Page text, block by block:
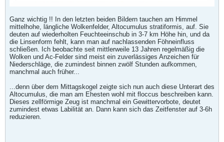
Ganz wichtig !! In den letzten beiden Bildern tauchen am Himmel
mittelhohe, längliche Wolkenfelder, Altocumulus stratiformis, auf. Sie
deuten auf wiederholten Feuchteeinschub in 3-7 km Höhe hin, und da
die Linsenform fehlt, kann man auf nachlassenden Föhneinfluss
schließen. Ich beobachte seit mittlerweile 13 Jahren regelmäßig die
Wolken und Ac-Felder sind meist ein zuverlässiges Anzeichen für
Niederschläge, die zumindest binnen zwölf Stunden aufkommen,
manchmal auch früher...
...denn über dem Mittagskogel zeigte sich nun auch diese Unterart des
Altocumulus, die man am Ehesten wohl mit floccus beschreiben kann.
Dieses zellförmige Zeug ist manchmal ein Gewittervorbote, deutet
zumindest etwas Labilität an. Dann kann sich das Zeitfenster auf 3-6h
reduzieren.